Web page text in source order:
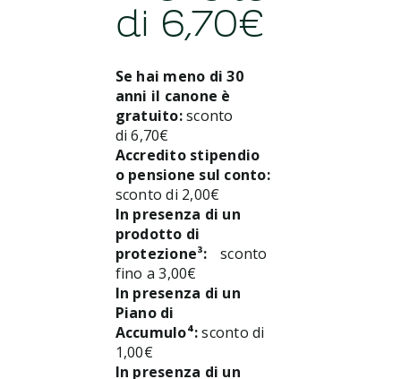
di 6,70€
Se hai meno di 30
anni il canone è
gratuito:sconto
di 6,70€
Accredito stipendio
o pensione sul conto:
sconto di 2,00€​
In presenza di un
prodotto di
protezione³: ​sconto
fino a 3,00€
In presenza di un
Piano di
Accumulo⁴:sconto di
1,00€​
In presenza di un